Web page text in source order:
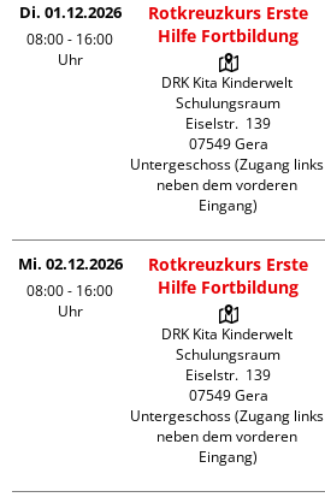
Di. 01.12.2026
08:00 - 16:00
Uhr
Rotkreuzkurs Erste
Hilfe Fortbildung
DRK Kita Kinderwelt
Schulungsraum
Eiselstr.  139
07549 Gera
Untergeschoss (Zugang links
neben dem vorderen
Eingang)
Mi. 02.12.2026
08:00 - 16:00
Uhr
Rotkreuzkurs Erste
Hilfe Fortbildung
DRK Kita Kinderwelt
Schulungsraum
Eiselstr.  139
07549 Gera
Untergeschoss (Zugang links
neben dem vorderen
Eingang)